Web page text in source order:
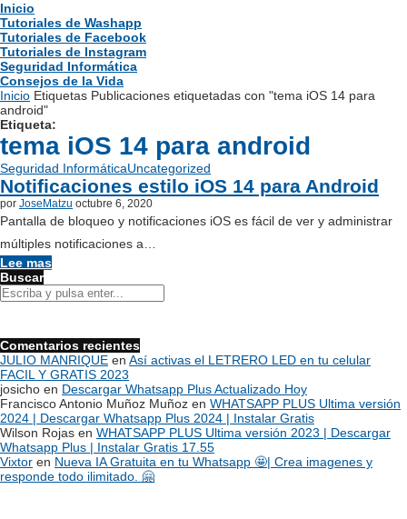
Inicio
Tutoriales de Washapp
Tutoriales de Facebook
Tutoriales de Instagram
Seguridad Informática
Consejos de la Vida
Inicio Etiquetas Publicaciones etiquetadas con "tema iOS 14 para
android"
Etiqueta:
tema iOS 14 para android
Seguridad InformáticaUncategorized
Notificaciones estilo iOS 14 para Android
por JoseMatzu octubre 6, 2020
Pantalla de bloqueo y notificaciones iOS es fácil de ver y administrar
múltiples notificaciones a…
Lee mas
Buscar
Comentarios recientes
JULIO MANRIQUE en Así activas el LETRERO LED en tu celular
FACIL Y GRATIS 2023
josicho en Descargar Whatsapp Plus Actualizado Hoy
Francisco Antonio Muñoz Muñoz en WHATSAPP PLUS Ultima versión
2024 | Descargar Whatsapp Plus 2024 | Instalar Gratis
Wilson Rojas en WHATSAPP PLUS Ultima versión 2023 | Descargar
Whatsapp Plus | Instalar Gratis 17.55
Vixtor en Nueva IA Gratuita en tu Whatsapp 🤩| Crea imagenes y
responde todo ilimitado. 🤗